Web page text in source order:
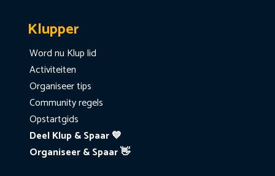
Klupper
Word nu Klup lid
Activiteiten
Organiseer tips
Community regels
Opstartgids
Deel Klup & Spaar 💙
Organiseer & Spaar 👋